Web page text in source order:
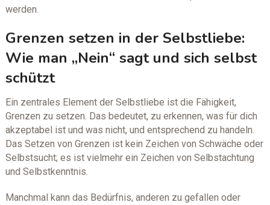
werden.
Grenzen setzen in der Selbstliebe:
Wie man „Nein“ sagt und sich selbst
schützt
Ein zentrales Element der Selbstliebe ist die Fähigkeit,
Grenzen zu setzen. Das bedeutet, zu erkennen, was für dich
akzeptabel ist und was nicht, und entsprechend zu handeln.
Das Setzen von Grenzen ist kein Zeichen von Schwäche oder
Selbstsucht; es ist vielmehr ein Zeichen von Selbstachtung
und Selbstkenntnis.
Manchmal kann das Bedürfnis, anderen zu gefallen oder